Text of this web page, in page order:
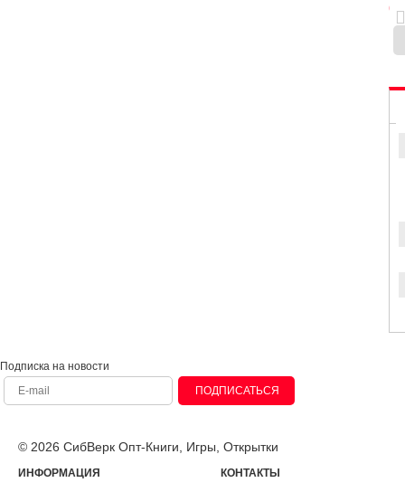
0
Подписка на новости
ПОДПИСАТЬСЯ
© 2026 СибВерк Опт-Книги, Игры, Открытки
ИНФОРМАЦИЯ КОНТАКТЫ